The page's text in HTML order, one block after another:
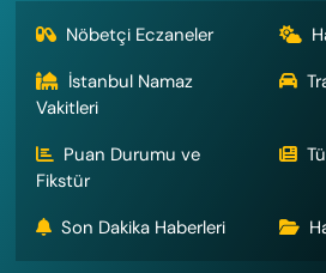
Nöbetçi Eczaneler
İstanbul Namaz
Vakitleri
Puan Durumu ve
Fikstür
Son Dakika Haberleri